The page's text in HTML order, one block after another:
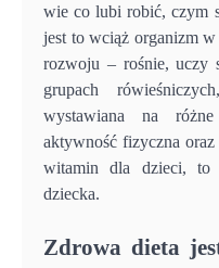
wie co lubi robić, czym
jest to wciąż organizm
rozwoju – rośnie, uczy
grupach
wystawiana na
aktywność fizyczna
witamin dla dzieci,
dziecka.
Zdrowa dieta